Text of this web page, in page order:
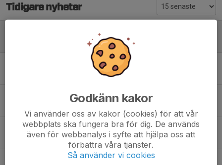
Tidigare nyheter
Årsmöte Moheds SK
0
Medlemsavgift 2026
Julmarknad 2025
Janne Krantz kommer till Mohed
19 sep 2025 0
Årsmöte 2025
Godkänn kakor
Vi använder oss av kakor (cookies) för att vår
webbplats ska fungera bra för dig. De används
även för webbanalys i syfte att hjälpa oss att
förbättra våra tjänster.
Så använder vi cookies